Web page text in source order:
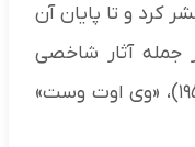
خود را در ۱۹۵۳ منتشر کرد و تا پایان آن
از جمله آثار شاخصی
مانند «ساکسفون کولوسوس» (۱۹۵۶)، «وی اوت وست»